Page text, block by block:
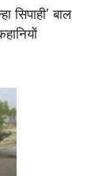
सिपाही’ बाल